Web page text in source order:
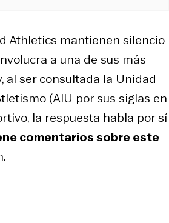
Athletics mantienen silencio
a una de sus más
al ser consultada la Unidad
(AIU por sus siglas en
la respuesta habla por sí
comentarios sobre este